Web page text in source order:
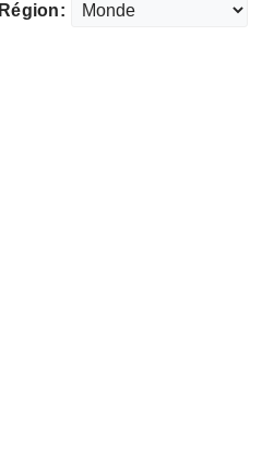
Région: